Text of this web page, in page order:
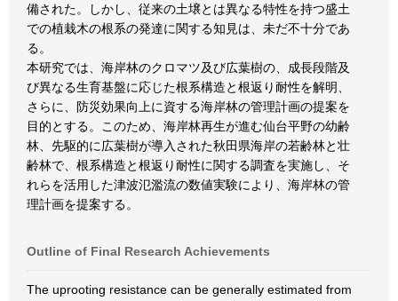
備された。しかし、従来の土壌とは異なる特性を持つ盛土
での植栽木の根系の発達に関する知見は、未だ不十分であ
る。
本研究では、海岸林のクロマツ及び広葉樹の、成長段階及
び異なる生育基盤に応じた根系構造と根返り耐性を解明、
さらに、防災効果向上に資する海岸林の管理計画の提案を
目的とする。このため、海岸林再生が進む仙台平野の幼齢
林、先駆的に広葉樹が導入された秋田県海岸の若齢林と壮
齢林で、根系構造と根返り耐性に関する調査を実施し、そ
れらを活用した津波氾濫流の数値実験により、海岸林の管
理計画を提案する。
Outline of Final Research Achievements
The uprooting resistance can be generally estimated from